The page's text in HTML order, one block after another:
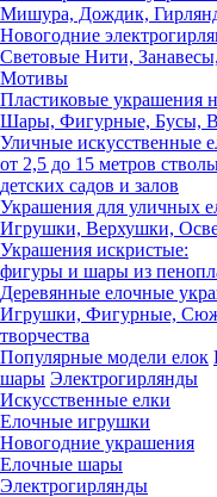
Мишура, Дождик,
Новогодние
Световые Нити,
Мотивы
Пластиковые украшения
Шары, Фигурные, Бусы,
Уличные искусственные
от 2,5 до 15 метров
детских садов и залов
Украшения для уличных
Игрушки, Верхушки,
Украшения искристые:
фигуры и шары из
Деревянные елочные
Игрушки, Фигурные,
творчества
Популярные модели елок
шары Электрогирлянды
Искусственные елки
Елочные игрушки
Новогодние украшения
Елочные шары
Электрогирлянды